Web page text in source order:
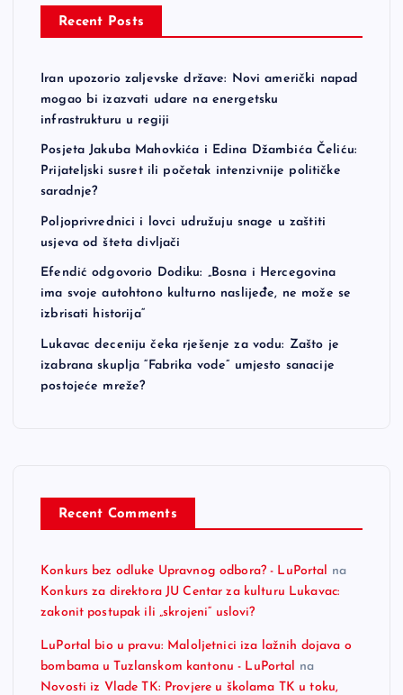
Recent Posts
Iran upozorio zaljevske države: Novi američki napad
mogao bi izazvati udare na energetsku
infrastrukturu u regiji
Posjeta Jakuba Mahovkića i Edina Džambića Čeliću:
Prijateljski susret ili početak intenzivnije političke
saradnje?
Poljoprivrednici i lovci udružuju snage u zaštiti
usjeva od šteta divljači
Efendić odgovorio Dodiku: „Bosna i Hercegovina
ima svoje autohtono kulturno naslijeđe, ne može se
izbrisati historija“
Lukavac deceniju čeka rješenje za vodu: Zašto je
izabrana skuplja “Fabrika vode” umjesto sanacije
postojeće mreže?
Recent Comments
Konkurs bez odluke Upravnog odbora? - LuPortal
na
Konkurs za direktora JU Centar za kulturu Lukavac:
zakonit postupak ili „skrojeni“ uslovi?
LuPortal bio u pravu: Maloljetnici iza lažnih dojava o
bombama u Tuzlanskom kantonu - LuPortal
na
Novosti iz Vlade TK: Provjere u školama TK u toku,